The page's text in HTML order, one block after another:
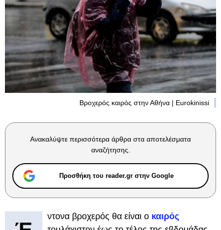
Βροχερός καιρός στην Αθήνα | Eurokinissi
Ανακαλύψτε περισσότερα άρθρα στα αποτελέσματα
αναζήτησης.
Προσθήκη του reader.gr στην Google
ντονα βροχερός θα είναι ο καιρός